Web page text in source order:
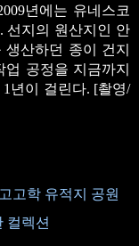
년에는 유네스코
선지의 원산지인 안
산하던 종이 건지
공정을 지금까지
년이 걸린다. [촬영/
고학 유적지 공원
컬렉션